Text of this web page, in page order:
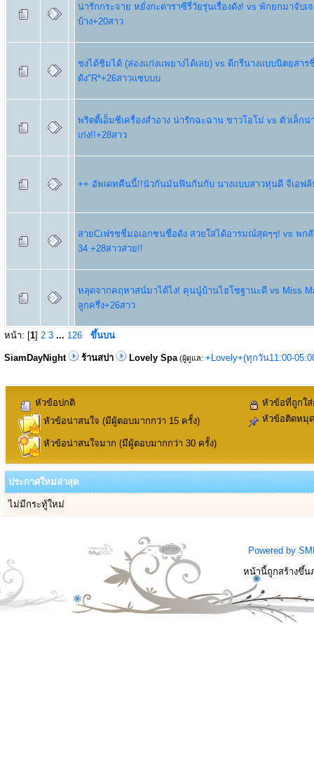
น่ารักกระจาย หยั่งกะดาราซีรี่วัยรุ่นเรื่องดัง! vs พักยกมาจับเ
บ้าง+20สาว
ชงได้ชิมได้ (ล่องแก่งแพยางได้เลย) vs ดีกรีนางแบบนิตยสาร
ดัง"R*+26สาวแซบบบ
พริตตี้เอ็มซีเครื่องสำอาง น่ารักฉะฉาน ขาวโอโม่ vs ตัวเล็กน่
เก่ง!!+28สาว
++ อัพเดทคืนนี้!!นัวกันมันฟินกันกับ นางแบบสาวหุ่นดี จีเอฟ
สายCเฟรชชี่มอเอกชนชื่อดัง สวยใสได้อารมณ์สุดๆๆ! vs พกสั
34 +28สาวสวย!!
หลุดจากคฤหาสน์มาได้ไง! คุนนู๋บ้านไฮโซฐานะดี vs Miss
ลูกครึ่ง+26สาว
หน้า: [1] 2 3 ... 126 ขึ้นบน
SiamDayNight ร้านสปา Lovely Spa (ผู้ดูแล: +Lovely+(ทุกวัน11:00-
หัวข้อปกติ
หัวข้อน่าสนใจ (มีผู้ตอบมากกว่า 15 ครั้ง)
หัวข้อน่าสนใจมาก (มีผู้ตอบมากกว่า 30 ครั้ง)
หัวข้อที่ถูกใ
หัวข้อติดหมุด
ประกาศใหม่ล่าสุด
ไม่มีกระทู้ใหม่
Powered by
หน้านี้ถูกสร้างขึ้น